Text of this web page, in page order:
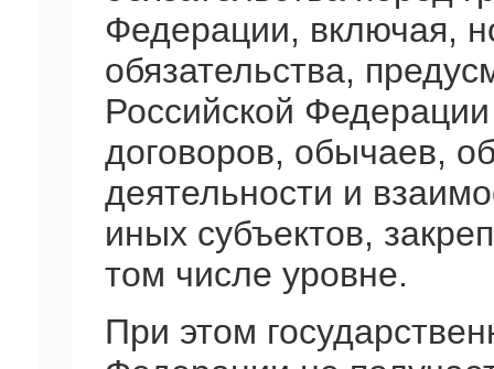
Федерации, включая,
обязательства,
Российской
договоров, обычаев,
деятельности и
иных субъектов,
том числе уровне.
При этом